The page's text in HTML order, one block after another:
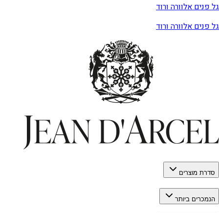
גל פנים אלוורה ורוד
גל פנים אלוורה ורוד
סדרת מוצרים
הנמכרים ביותר